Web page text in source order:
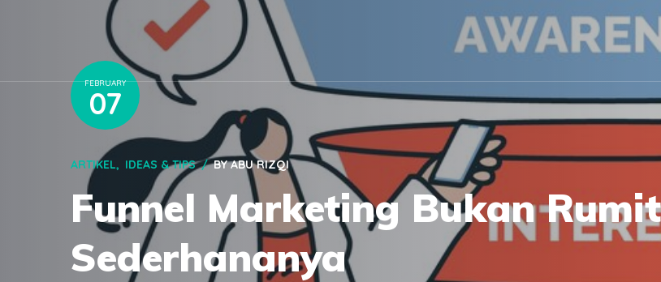
FEBRUARY
07
ARTIKEL IDEAS & TIPS BYABU RIZQI
Funnel Marketing Bukan
Sederhananya